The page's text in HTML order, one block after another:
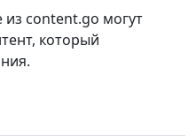
из content.go могут
который